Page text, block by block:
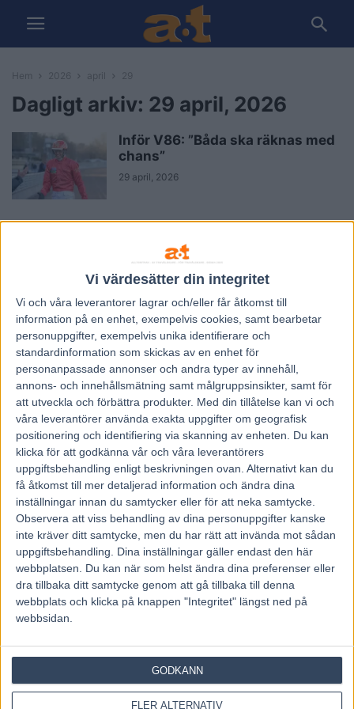
Vi värdesätter din integritet
Vi och våra leverantorer lagrar och/eller får åtkomst till
information på en enhet, exempelvis cookies, samt bearbetar
personuppgifter, exempelvis unika identifierare och
standardinformation som skickas av en enhet för
personanpassade annonser och andra typer av innehåll,
annons- och innehållsmätning samt målgruppsinsikter, samt för
att utveckla och förbättra produkter. Med din tillåtelse kan vi och
våra leverantörer använda exakta uppgifter om geografisk
positionering och identifiering via skanning av enheten. Du kan
klicka för att godkänna vår och våra leverantörers
uppgiftsbehandling enligt beskrivningen ovan. Alternativt kan du
få åtkomst till mer detaljerad information och ändra dina
inställningar innan du samtycker eller för att neka samtycke.
Observera att viss behandling av dina personuppgifter kanske
inte kräver ditt samtycke, men du har rätt att invända mot sådan
uppgiftsbehandling. Dina inställningar gäller endast den här
webbplatsen. Du kan när som helst ändra dina preferenser eller
dra tillbaka ditt samtycke genom att gå tillbaka till denna
webbplats och klicka på knappen "Integritet" längst ned på
webbsidan.
FLER ALTERNATIV
GODKÄNN
Hem 2026 april 29
Dagligt arkiv: 29 april, 2026
Inför V86: ”Båda ska räknas med
chans”
29 april, 2026
OM OSS
Travtips och Travnyheter, V75 Resultat, V75 Tips samt ett
välbesökt Travforum.
Allt Om Trav - För Travälskare - Av Travälskare - sedan 2005.
Kontakta oss:kontakt@regemedia.se
FÖLJ OSS